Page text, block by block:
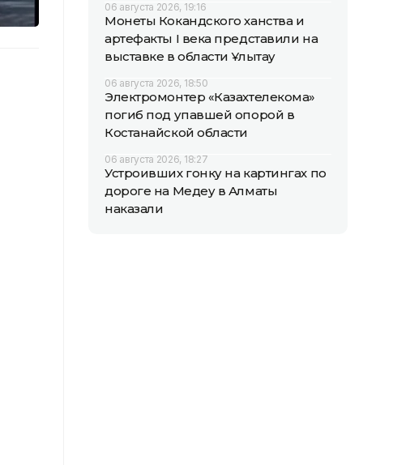
06 августа 2026, 19:16
Монеты Кокандского ханства и
артефакты I века представили на
выставке в области Ұлытау
06 августа 2026, 18:50
Электромонтер «Казахтелекома»
погиб под упавшей опорой в
Костанайской области
06 августа 2026, 18:27
Устроивших гонку на картингах по
дороге на Медеу в Алматы
наказали